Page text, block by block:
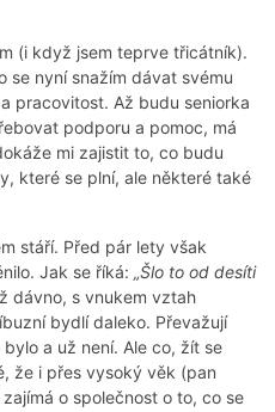
(i když jsem teprve třicátník).
se nyní snažím dávat svému
pracovitost. Až budu seniorka
podporu a pomoc, má
mi zajistit to, co budu
které se plní, ale některé také
stáří. Před pár lety však
Jak se říká: „Šlo to od desíti
dávno, s vnukem vztah
bydlí daleko. Převažují
a už není. Ale co, žít se
že i přes vysoký věk (pan
o společnost o to, co se